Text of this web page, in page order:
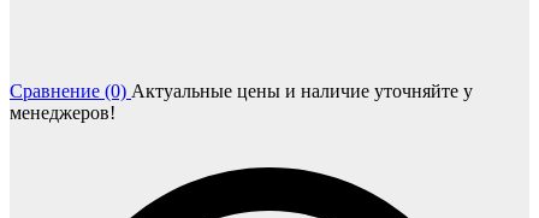
Сравнение (0) Актуальные цены и наличие уточняйте у
менеджеров!